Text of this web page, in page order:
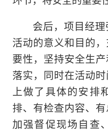
会后，项目经
活动的意义和目的
要性，坚持安全生
落实，同时在活动
上做了具体的安排
排、有检查内容、
加强督促现场自查